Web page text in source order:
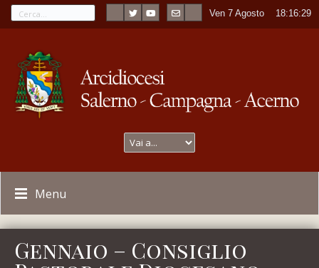
Ven 7 Agosto 18:16:29
Menu
Gennaio – Consiglio